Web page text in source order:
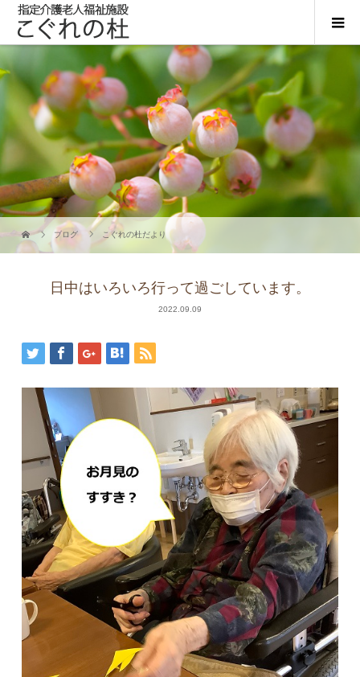
ブログ こぐれの杜だより
日中はいろいろ行って過ごしています。
2022.09.09